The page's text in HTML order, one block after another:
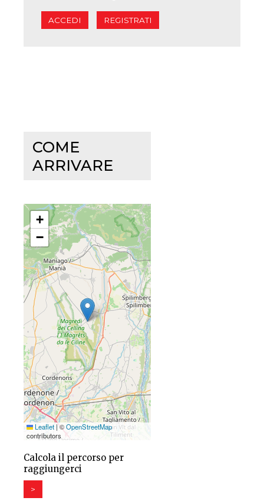
ACCEDI REGISTRATI
COME
ARRIVARE
+
−
Leaflet |©OpenStreetMap
contributors
Calcola il percorso per
raggiungerci
>